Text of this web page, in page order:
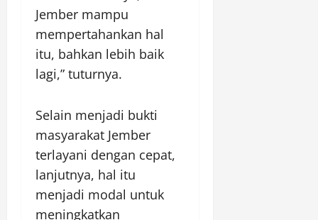
Jember mampu
mempertahankan hal
itu, bahkan lebih baik
lagi,” tuturnya.
Selain menjadi bukti
masyarakat Jember
terlayani dengan cepat,
lanjutnya, hal itu
menjadi modal untuk
meningkatkan